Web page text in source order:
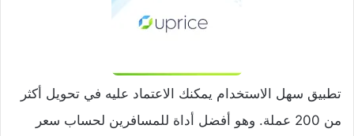
تطبيق سهل الاستخدام يمكنك الاعتماد عليه في تحويل أكثر
من 200 عملة. وهو أفضل أداة للمسافرين لحساب سعر